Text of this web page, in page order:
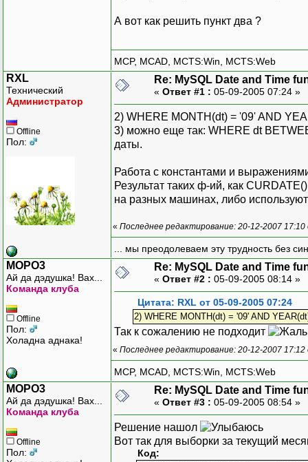
А вот как решить пункт два ?
MCP, MCAD, MCTS:Win, MCTS:Web
RXL
Технический
Администратор
Offline
Пол:
Re: MySQL Date and Time
« Ответ #1 : 05-09-2005 07:24 »
2) WHERE MONTH(dt) = '09' AND
3) можно еще так: WHERE dt
даты.
Работа с константами и
Результат таких ф-ий, как
на разных машинах, либо
« Последнее редактирование: 20-12-2007
... мы преодолеваем эту трудность без
MOPO3
Ай да дэдушка! Вах...
Команда клуба
Offline
Пол:
Холадна аднака!
Re: MySQL Date and Time
« Ответ #2 : 05-09-2005 08:14 »
Цитата: RXL от 05-09-2005 07:24
2) WHERE MONTH(dt) = '09' AND
Так к сожалению не подходит
« Последнее редактирование: 20-12-2007
MCP, MCAD, MCTS:Win, MCTS:Web
MOPO3
Ай да дэдушка! Вах...
Команда клуба
Offline
Пол:
Re: MySQL Date and Time
« Ответ #3 : 05-09-2005 08:54 »
Решение нашол
Вот так для выборки за текущий
Код: